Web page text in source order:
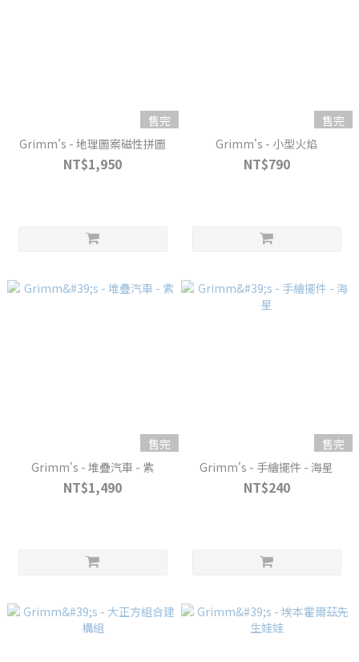
售完
Grimm's - 地理圖案磁性拼圖
NT$1,950
售完
Grimm's - 小型火焰
NT$790
售完
Grimm's - 堆疊汽車 - 紫
NT$1,490
售完
Grimm's - 手繪擺件 - 海星
NT$240